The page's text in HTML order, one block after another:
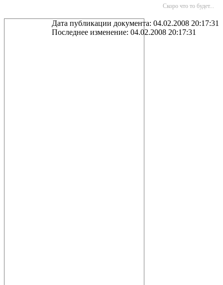
Скоро что то будет...
Дата публикации документа: 04.02.2008 20:17:31
Последнее изменение: 04.02.2008 20:17:31